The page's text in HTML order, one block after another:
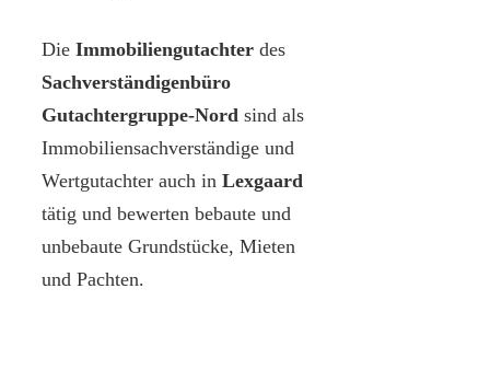
Die Immobiliengutachter des
Sachverständigenbüro
Gutachtergruppe-Nord sind als
Immobiliensachverständige und
Wertgutachter auch in Lexgaard
tätig und bewerten bebaute und
unbebaute Grundstücke, Mieten
und Pachten.